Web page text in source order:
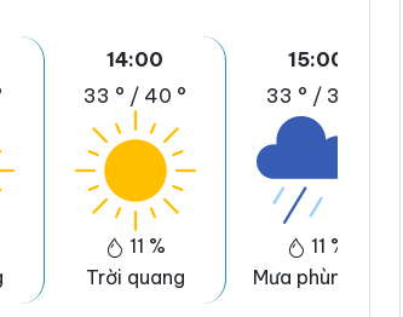
14:00
33 ° / 40 °
11 %
Trời quang
15:00
33 ° / 39 °
11 %
Mưa phùn nhẹ